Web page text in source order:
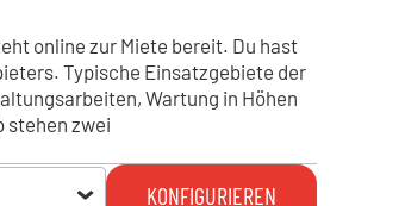
online zur Miete bereit. Du hast
Typische Einsatzgebiete der
Wartung in Höhen
stehen zwei
KONFIGURIEREN